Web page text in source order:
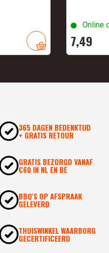
Online
7,49
365 DAGEN BEDENKTIJD
+ GRATIS RETOUR
GRATIS BEZORGD VANAF
€60 IN NL EN BE
BBQ'S OP AFSPRAAK
GELEVERD
THUISWINKEL WAARBORG
GECERTIFICEERD